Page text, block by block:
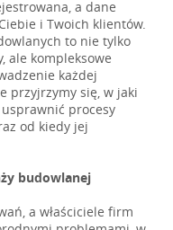
a dane
i Twoich klientów.
to nie tylko
ale kompleksowe
każdej
przyjrzymy się, w jaki
procesy
od kiedy jej
budowlanej
a właściciele firm